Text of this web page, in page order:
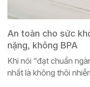
An toàn cho sức
nặng, không BPA
Khi nói “đạt chuẩn
nhất là không thôi